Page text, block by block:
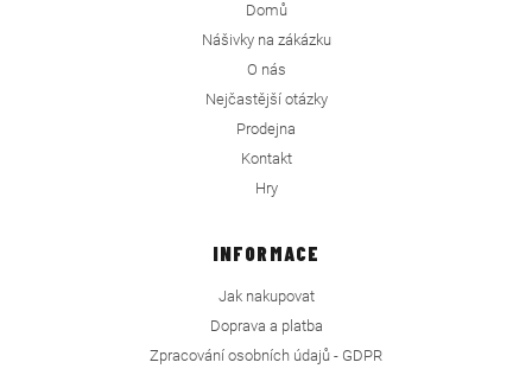
Domů
Nášivky na zákázku
O nás
Nejčastější otázky
Prodejna
Kontakt
Hry
INFORMACE
Jak nakupovat
Doprava a platba
Zpracování osobních údajů - GDPR